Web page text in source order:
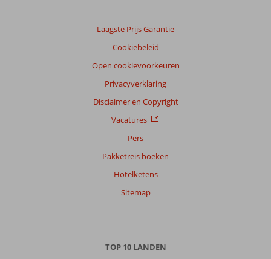
Laagste Prijs Garantie
Cookiebeleid
Open cookievoorkeuren
Privacyverklaring
Disclaimer en Copyright
Vacatures
Pers
Pakketreis boeken
Hotelketens
Sitemap
TOP 10 LANDEN